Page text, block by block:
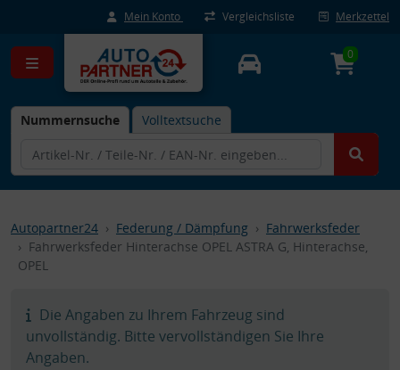
Mein Konto Vergleichsliste Merkzettel
Nummernsuche Volltextsuche
0
Autopartner24 Federung / Dämpfung
Fahrwerksfeder
Fahrwerksfeder Hinterachse OPEL ASTRA G, Hinterachse,
OPEL
Die Angaben zu Ihrem Fahrzeug sind
unvollständig. Bitte vervollständigen Sie Ihre
Angaben.